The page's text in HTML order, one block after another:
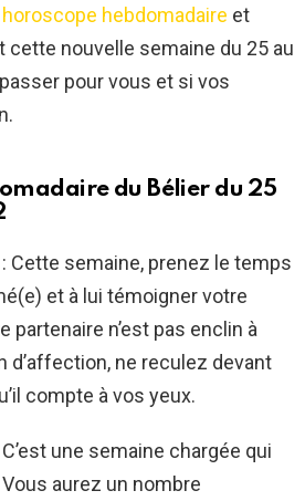
horoscope hebdomadaire et
nouvelle semaine du 25 au
pour vous et si vos
du Bélier du 25
: Cette semaine, prenez le temps
et à lui témoigner votre
partenaire n’est pas enclin à
d’affection, ne reculez devant
compte à vos yeux.
C’est une semaine chargée qui
aurez un nombre